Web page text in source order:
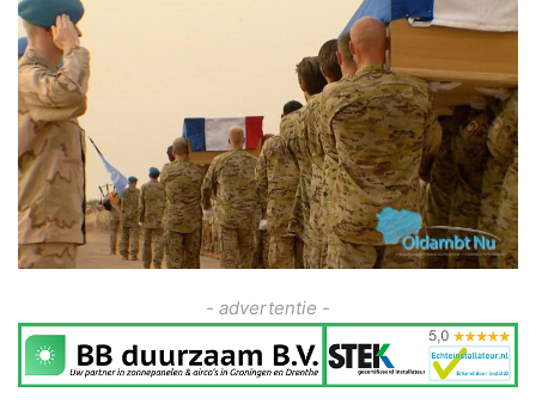
- advertentie -